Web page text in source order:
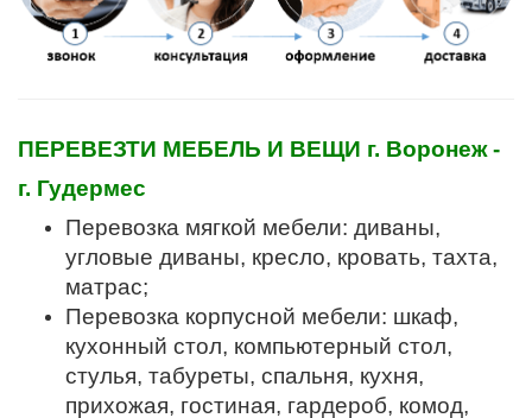
ПЕРЕВЕЗТИ МЕБЕЛЬ И ВЕЩИ г. Воронеж -
г. Гудермес
Перевозка мягкой мебели: диваны,
угловые диваны, кресло, кровать, тахта,
матрас;
Перевозка корпусной мебели: шкаф,
кухонный стол, компьютерный стол,
стулья, табуреты, спальня, кухня,
прихожая, гостиная, гардероб, комод,